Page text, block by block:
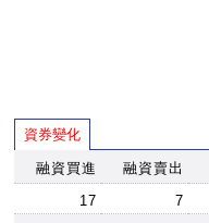
資券變化
融資買進 融資賣出
17
7